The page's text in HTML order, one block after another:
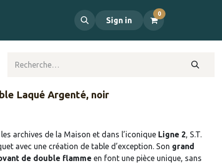
Sign in
0
Laqué Argenté, noir
archives de la Maison et dans l’iconique Ligne 2, S.T.
avec une création de table d’exception. Son grand
de double flamme en font une pièce unique, sans